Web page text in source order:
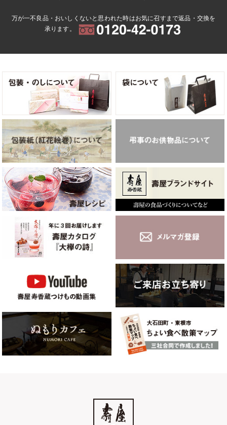
万が一不良品・おいしくないと思われた時はお気に召すまで返品・交換を
承ります。